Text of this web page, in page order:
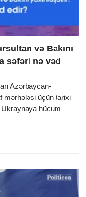
və Bakını
səfəri nə vəd
Azərbaycan-
mərhələsi üçün tarixi
Ukraynaya hücum